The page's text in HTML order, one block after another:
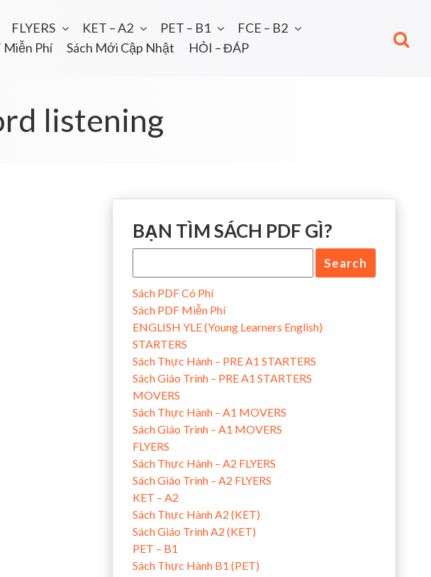
FLYERS KET – A2 PET – B1
FCE – B2
Miễn Phí Sách Mới Cập Nhật HỎI – ĐÁP
listening
BẠN TÌM SÁCH PDF GÌ?
Sách PDF Có Phí
Sách PDF Miễn Phí
ENGLISH YLE (Young Learners English)
STARTERS
Sách Thực Hành – PRE A1 STARTERS
Sách Giáo Trình – PRE A1 STARTERS
MOVERS
Sách Thực Hành – A1 MOVERS
Sách Giáo Trình – A1 MOVERS
FLYERS
Sách Thực Hành – A2 FLYERS
Sách Giáo Trình – A2 FLYERS
KET – A2
Sách Thực Hành A2 (KET)
Sách Giáo Trình A2 (KET)
PET – B1
Sách Thực Hành B1 (PET)